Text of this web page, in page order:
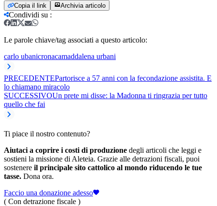
Copia il link Archivia articolo
Condividi su :
Le parole chiave/tag associati a questo articolo:
carlo ubanicronacamaddalena urbani
PRECEDENTEPartorisce a 57 anni con la fecondazione assistita. E
lo chiamano miracolo
SUCCESSIVOUn prete mi disse: la Madonna ti ringrazia per tutto
quello che fai
Ti piace il nostro contenuto?
Aiutaci a coprire i costi di produzione degli articoli che leggi e
sostieni la missione di Aleteia. Grazie alle detrazioni fiscali, puoi
sostenere il principale sito cattolico al mondo riducendo le tue
tasse. Dona ora.
Faccio una donazione adesso
( Con detrazione fiscale )